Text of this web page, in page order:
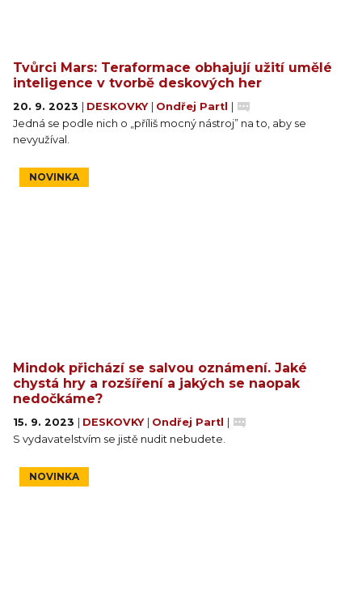
Tvůrci Mars: Teraformace obhajují užití umělé
inteligence v tvorbě deskových her
20. 9. 2023 DESKOVKY Ondřej Partl
Jedná se podle nich o „příliš mocný nástroj” na to, aby se
nevyužíval.
NOVINKA
Mindok přichází se salvou oznámení. Jaké
chystá hry a rozšíření a jakých se naopak
nedočkáme?
15. 9. 2023 DESKOVKY Ondřej Partl
S vydavatelstvím se jistě nudit nebudete.
NOVINKA